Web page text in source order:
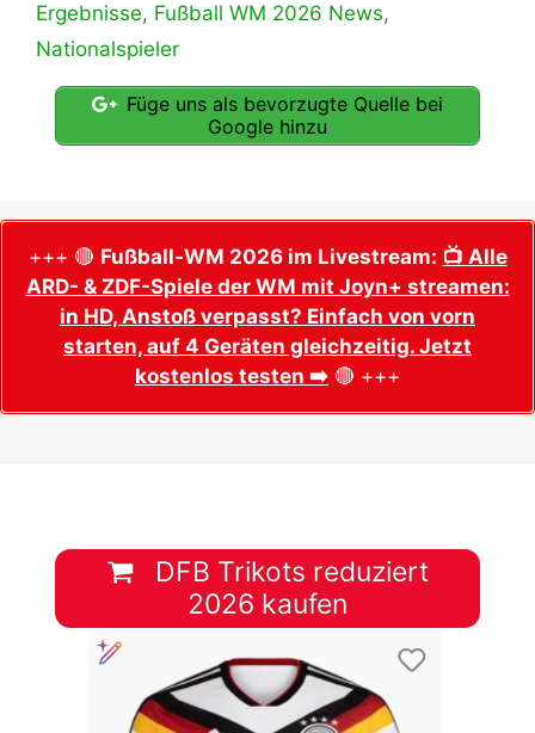
Ergebnisse, Fußball WM 2026 News,
Nationalspieler
Füge uns als bevorzugte Quelle bei
Google hinzu
+++ 🔴 Fußball-WM 2026 im Livestream: 📺 Alle
ARD- & ZDF-Spiele der WM mit Joyn+ streamen:
in HD, Anstoß verpasst? Einfach von vorn
starten, auf 4 Geräten gleichzeitig. Jetzt
kostenlos testen ➡️ 🔴 +++
DFB Trikots reduziert
2026 kaufen